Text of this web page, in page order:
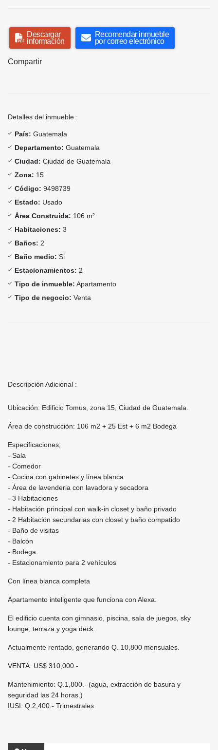
Descargar
información
Recomendar inmueble
por correo electrónico
Compartir
Detalles del inmueble :
País: Guatemala
Departamento: Guatemala
Ciudad: Ciudad de Guatemala
Zona: 15
Código: 9498739
Estado: Usado
Área Construida: 106 m²
Habitaciones: 3
Baños: 2
Baño medio: Si
Estacionamientos: 2
Tipo de inmueble: Apartamento
Tipo de negocio: Venta
Descripción Adicional :
Ubicación: Edificio Tomus, zona 15, Ciudad de Guatemala.
Área de construcción: 106 m2 + 25 Est + 6 m2 Bodega
Especificaciones;
- Sala
- Comedor
- Cocina con gabinetes y línea blanca
- ⁠Área de lavenderia con lavadora y secadora
- ⁠3 Habitaciones
- Habitación principal con walk-in closet y baño privado
- 2 Habitación secundarias con closet y baño compatido
- ⁠Baño de visitas
- ⁠Balcón
- ⁠Bodega
- ⁠Estacionamiento para 2 vehículos
Con línea blanca completa
Apartamento inteligente que funciona con Alexa.
El edificio cuenta con gimnasio, piscina, sala de juegos, sky
lounge, terraza y yoga deck.
Actualmente rentado, generando Q. 10,800 mensuales.
VENTA: US$ 310,000.-
Mantenimiento: Q.1,800.- (agua, extracción de basura y
seguridad las 24 horas.)
IUSI: Q.2,400.- Trimestrales